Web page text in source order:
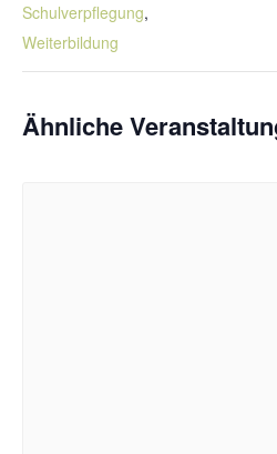
Schulverpflegung,
Weiterbildung
Ähnliche